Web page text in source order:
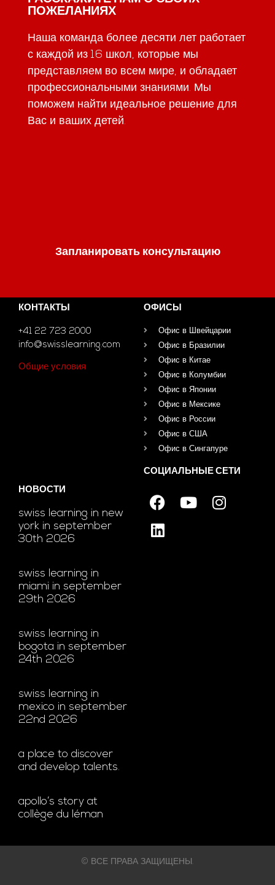
ПОЖЕЛАНИЯХ
Наша команда более десяти лет работает
с каждой из 16 школ, которые мы
представляем во всем мире, и обладает
профессиональными знаниями. Мы
поможем найти идеальное решение для
Вас и ваших детей.
Запланировать консультацию
КОНТАКТЫ
+41 22 723 2000
info@swisslearning.com
Общие условия
ОФИСЫ
Офис в Швейцарии
Офис в Бразилии
Офис в Китае
Офис в Колумбии
Офис в Японии
Офис в Мексике
Офис в России
Офис в США
Офис в Сингапуре
НОВОСТИ
swiss learning in new
york in september
30th 2026
swiss learning in
miami in september
29th 2026
swiss learning in
bogota in september
24th 2026
swiss learning in
mexico in september
22nd 2026
a place to discover
and develop talents.
apollo’s story at
collège du léman
СОЦИАЛЬНЫЕ СЕТИ
© ВСЕ ПРАВА ЗАЩИЩЕНЫ.